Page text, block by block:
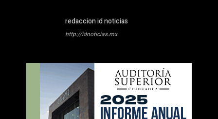
redaccion id noticias
http://idnoticias.mx